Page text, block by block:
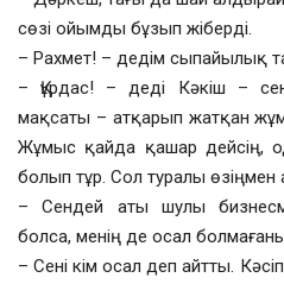
сөзі ойымды бұзып жіберді.
– Рахмет! – дедім сыпайылық
– Құрдас! – деді Кәкіш –
мақсаты – атқарып жатқан
Жұмыс қайда қашар дейсің,
болып тұр. Сол туралы
– Сендей аты шулы
болса, менің де осал
– Сені кім осал деп айтты.